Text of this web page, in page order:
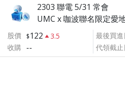
2303 聯電 5/31 常會
UMC x 咖波聯名限定愛
股價
122
3.5
收購 --
最後買進
代領截止